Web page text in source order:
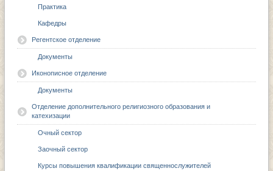
Практика
Кафедры
Регентское отделение
Документы
Иконописное отделение
Документы
Отделение дополнительного религиозного образования и
катехизации
Очный сектор
Заочный сектор
Курсы повышения квалификации священнослужителей